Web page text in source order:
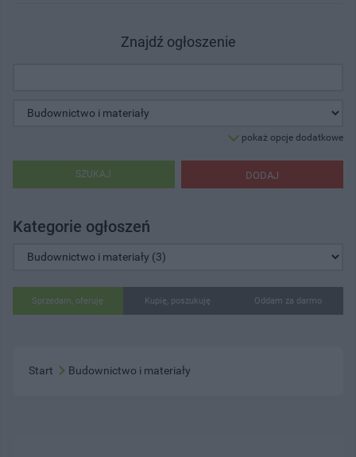
Znajdź ogłoszenie
pokaż opcje dodatkowe
DODAJ
SZUKAJ
Kategorie ogłoszeń
Sprzedam, oferuję Kupię, poszukuję Oddam za darmo
Start Budownictwo i materiały